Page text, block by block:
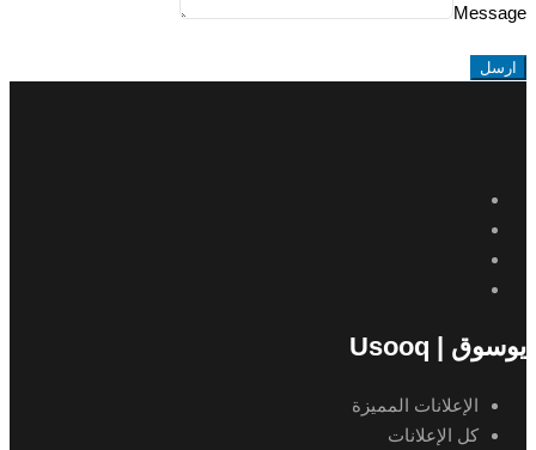
Message
ارسل
يوسوق | Usooq
الإعلانات المميزة
كل الإعلانات